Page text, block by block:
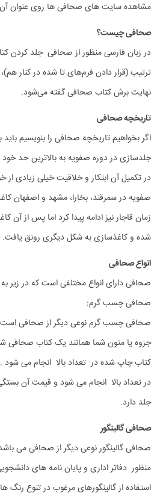
مشاهده سایت های صحافی ها روی عنوان
صحافی چیست؟
در زبان فارسی منظور از صحافی جلد کردن
ترتیب (قرار دادن فرم‌های تا شده در کنار
نهایت برش کتاب صحافی گفته می‌شود.
تاریخچه صحافی
اگر بخواهیم تاریخچه صحافی را بنویسیم
جلدسازی در دوره صفویه به بالاترین حد
در تکمیل آن ابتکار و خلاقیت خیلی زیادی از
صفویه در سمرقند، بخارا، مشهد و اصفهان
زمان قاجار نیز ادامه پیدا کرد اما پس از
شده و کاغذسازی به شکل دیگری رونق یافت.
انواع صحافی
صحافی دارای انواع مختلفی است که در زیر
صحافی چسب گرم:
صحافی چسب گرم نوعی دیگر از صحافی
جزوه یا متون شما همانند یک کتاب صحافی
کتاب چاپ شده در تعداد بالا انجام می
در تعداد بالا انجام می شود و قیمت آن
جلد دارد.
صحافی گالینگور
صحافی گالینگور نوعی دیگر از صحافی می
منظور دفاتر اداری و پایان نامه های
استفاده از گالینگورهای مرغوب در تنوع